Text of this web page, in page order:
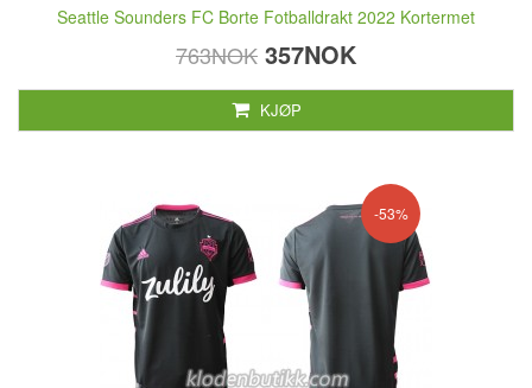
Seattle Sounders FC Borte Fotballdrakt 2022 Kortermet
763NOK 357NOK
KJØP
-53%